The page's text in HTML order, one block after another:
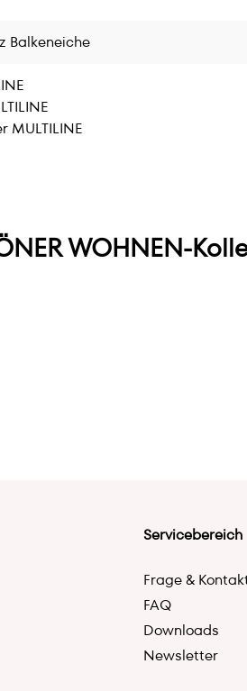
Balkeneiche
MULTILINE
WOHNEN-
Servicebereich
Frage &
FAQ
Downloads
Newsletter